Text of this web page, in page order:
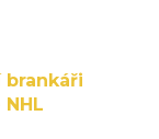
brankáři